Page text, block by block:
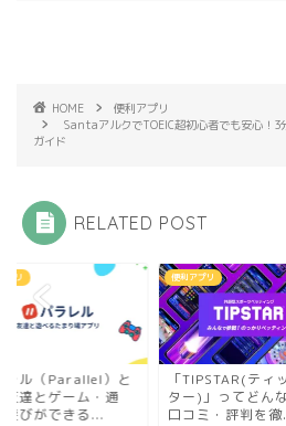
HOME
便利アプリ
SantaアルクでTOEIC超初心者でも安心！3
ガイド
RELATED POST
プリ
レル（Parallel）と
友達とゲーム・通
遊びができる...
便利アプリ
「TIPSTAR(ティ
ター)」ってどん
口コミ・評判を徹